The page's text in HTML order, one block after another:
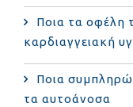
Ποια τα οφέλη
καρδιαγγειακή
Ποια
τα αυτοάνοσα